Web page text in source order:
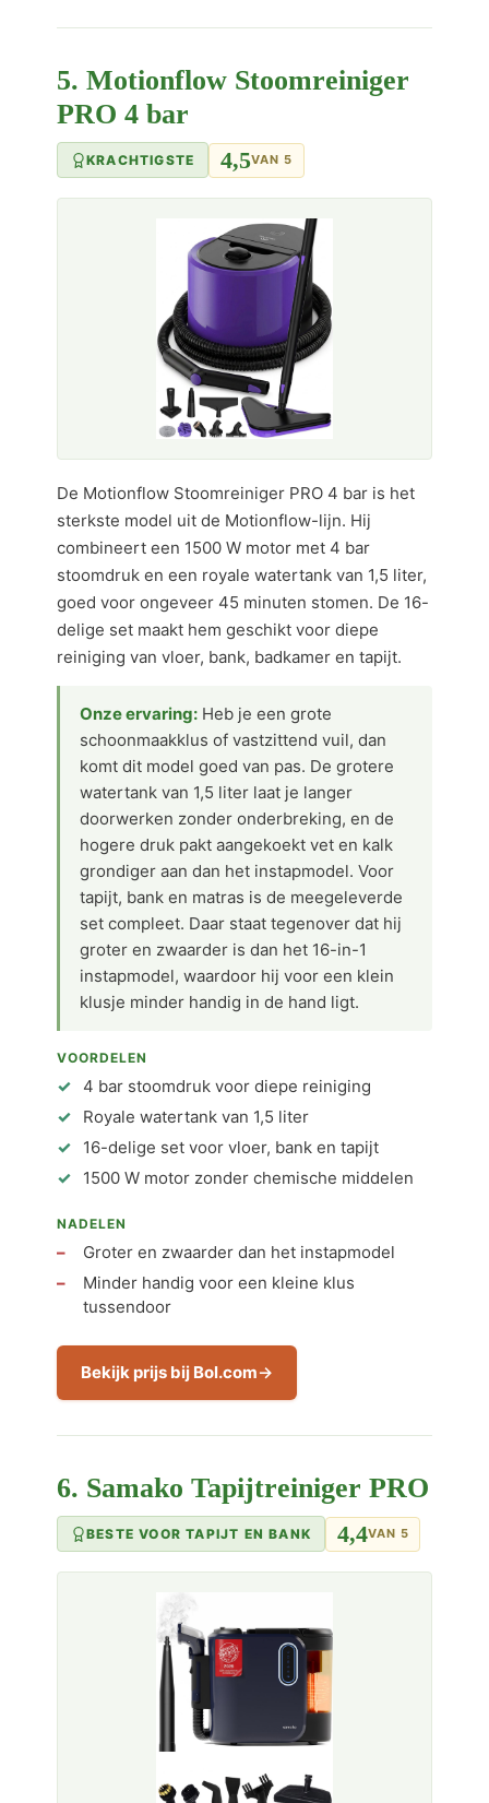
5. Motionflow Stoomreiniger
PRO 4 bar
KRACHTIGSTE 4,5VAN 5
De Motionflow Stoomreiniger PRO 4 bar is het
sterkste model uit de Motionflow-lijn. Hij
combineert een 1500 W motor met 4 bar
stoomdruk en een royale watertank van 1,5 liter,
goed voor ongeveer 45 minuten stomen. De 16-
delige set maakt hem geschikt voor diepe
reiniging van vloer, bank, badkamer en tapijt.
Onze ervaring: Heb je een grote
schoonmaakklus of vastzittend vuil, dan
komt dit model goed van pas. De grotere
watertank van 1,5 liter laat je langer
doorwerken zonder onderbreking, en de
hogere druk pakt aangekoekt vet en kalk
grondiger aan dan het instapmodel. Voor
tapijt, bank en matras is de meegeleverde
set compleet. Daar staat tegenover dat hij
groter en zwaarder is dan het 16-in-1
instapmodel, waardoor hij voor een klein
klusje minder handig in de hand ligt.
VOORDELEN
4 bar stoomdruk voor diepe reiniging
Royale watertank van 1,5 liter
16-delige set voor vloer, bank en tapijt
1500 W motor zonder chemische middelen
NADELEN
Groter en zwaarder dan het instapmodel
Minder handig voor een kleine klus
tussendoor
Bekijk prijs bij Bol.com
6. Samako Tapijtreiniger PRO
BESTE VOOR TAPIJT EN BANK 4,4VAN 5